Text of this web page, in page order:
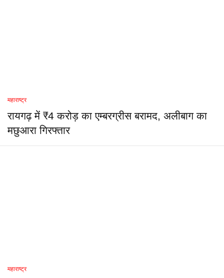
महाराष्ट्र
रायगढ़ में ₹4 करोड़ का एम्बरग्रीस बरामद, अलीबाग का
मछुआरा गिरफ्तार
महाराष्ट्र